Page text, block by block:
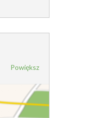
Powiększ